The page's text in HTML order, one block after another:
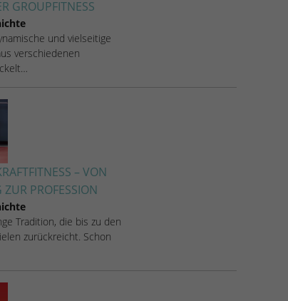
GROUPFITNESS
und vielseitige
verschiedenen
– VON
PROFESSION
Tradition, die bis zu den
zurückreicht. Schon